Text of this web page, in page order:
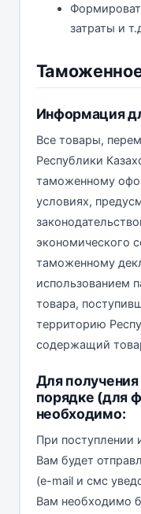
затраты и
Информация
Все товары,
Республики
таможенному
условиях,
экономического
таможенному
использованием
товара,
территорию
содержащий
Для получения
порядке (для
необходимо:
При поступлении
Вам будет
(e-mail и смс
Вам необходимо